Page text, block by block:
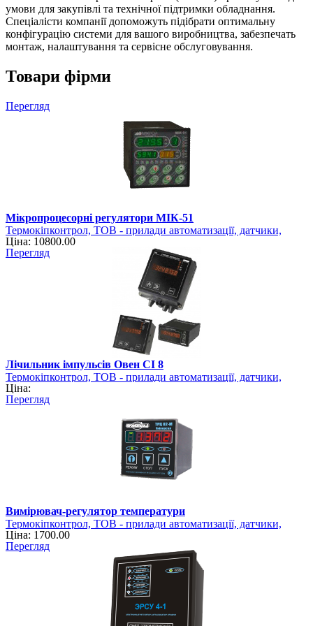
умови для закупівлі та технічної підтримки обладнання.
Спеціалісти компанії допоможуть підібрати оптимальну
конфігурацію системи для вашого виробництва, забезпечать
монтаж, налаштування та сервісне обслуговування.
Товари фірми
Перегляд
Мікропроцесорні регулятори МІК-51
Термокіпконтрол, ТОВ - прилади автоматизації, датчики,
регулятори
Ціна: 10800.00
Перегляд
Лічильник імпульсів Овен СІ 8
Термокіпконтрол, ТОВ - прилади автоматизації, датчики,
регулятори
Ціна:
Перегляд
Вимірювач-регулятор температури
Термокіпконтрол, ТОВ - прилади автоматизації, датчики,
регулятори
Ціна: 1700.00
Перегляд